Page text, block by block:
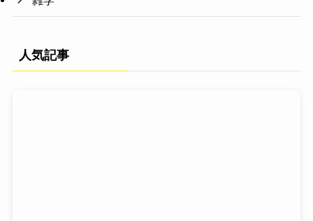
人気記事